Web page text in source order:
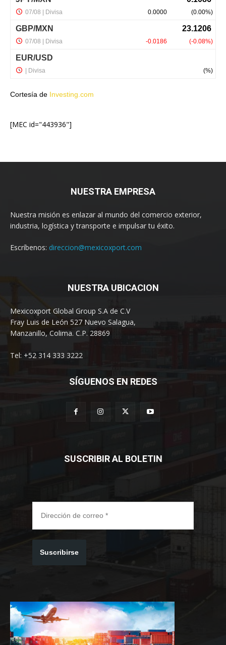
Cortesía de Investing.com
[MEC id="443936"]
NUESTRA EMPRESA
Nuestra misión es enlazar al mundo del comercio exterior,
industria, logística y transporte e impulsar tu éxito.
Escríbenos: direccion@mexicoxport.com
NUESTRA UBICACION
Mexicoxport Global Group S.A de C.V
Fray Luis de León 527 Nuevo Salagua,
Manzanillo, Colima. C.P. 28869
Tel: +52 314 333 3222
SÍGUENOS EN REDES
SUSCRIBIR AL BOLETIN
Suscribirse